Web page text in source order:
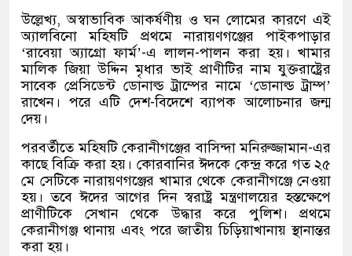
উল্লেখ্য, অস্বাভাবিক আকর্ষণীয় ও ঘন লোমের কারণে এই
অ্যালবিনো মহিষটি প্রথমে নারায়ণগঞ্জের পাইকপাড়ার
‘রাবেয়া অ্যাগ্রো ফার্ম’-এ লালন-পালন করা হয়। খামার
মালিক জিয়া উদ্দিন মৃধার ভাই প্রাণীটির নাম যুক্তরাষ্ট্রের
সাবেক প্রেসিডেন্ট ডোনাল্ড ট্রাম্পের নামে ‘ডোনাল্ড ট্রাম্প’
রাখেন। পরে এটি দেশ-বিদেশে ব্যাপক আলোচনার জন্ম
দেয়।
পরবর্তীতে মহিষটি কেরানীগঞ্জের বাসিন্দা মনিরুজ্জামান-এর
কাছে বিক্রি করা হয়। কোরবানির ঈদকে কেন্দ্র করে গত ২৫
মে সেটিকে নারায়ণগঞ্জের খামার থেকে কেরানীগঞ্জে নেওয়া
হয়। তবে ঈদের আগের দিন স্বরাষ্ট্র মন্ত্রণালয়ের হস্তক্ষেপে
প্রাণীটিকে সেখান থেকে উদ্ধার করে পুলিশ। প্রথমে
কেরানীগঞ্জ থানায় এবং পরে জাতীয় চিড়িয়াখানায় স্থানান্তর
করা হয়।